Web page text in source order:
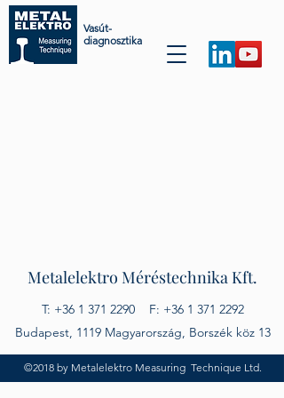
Vasút-
diagnosztika
Metalelektro Méréstechnika Kft.
T: +36 1 371 2290 F: +36 1 371 2292
Budapest, 1119 Magyarország, Borszék köz 13
©2018 by Metalelektro Measuring Technique Ltd.